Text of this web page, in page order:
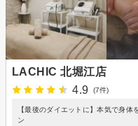
LACHIC 北堀江店
4.9
(7件)
【最後のダイエットに】本気で身
ン